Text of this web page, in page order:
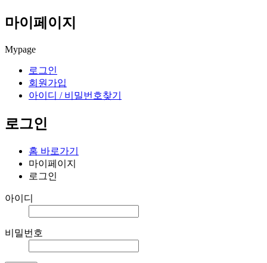
마이페이지
Mypage
로그인
회원가입
아이디 / 비밀번호찾기
로그인
홈 바로가기
마이페이지
로그인
아이디
비밀번호